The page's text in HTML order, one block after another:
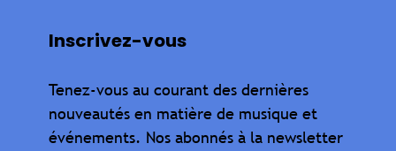
Inscrivez-vous
Tenez-vous au courant des dernières
nouveautés en matière de musique et
événements. Nos abonnés à la newsletter